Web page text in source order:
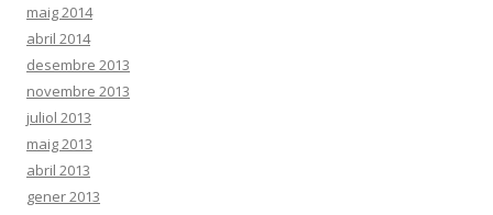
maig 2014
abril 2014
desembre 2013
novembre 2013
juliol 2013
maig 2013
abril 2013
gener 2013